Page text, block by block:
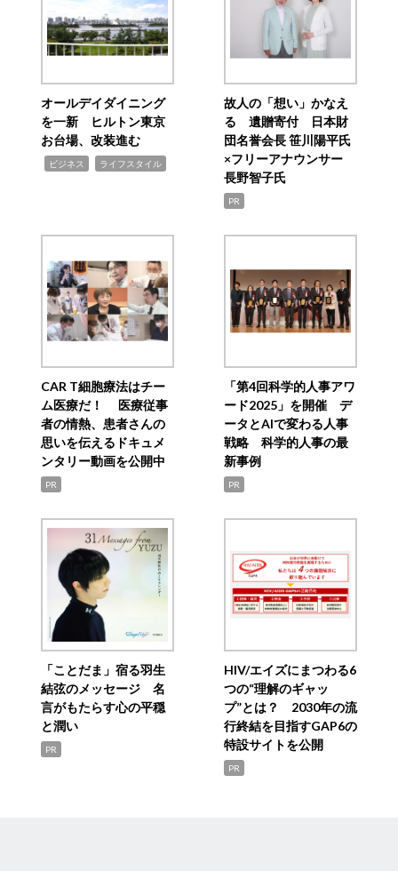
オールデイダイニング
を一新 ヒルトン東京
お台場、改装進む
ビジネス ライフスタイル
故人の「想い」かなえ
る 遺贈寄付 日本財
団名誉会長 笹川陽平氏
×フリーアナウンサー
長野智子氏
PR
CAR T細胞療法はチー
ム医療だ！ 医療従事
者の情熱、患者さんの
思いを伝えるドキュメ
ンタリー動画を公開中
PR
「第4回科学的人事アワ
ード2025」を開催 デ
ータとAIで変わる人事
戦略 科学的人事の最
新事例
PR
「ことだま」宿る羽生
結弦のメッセージ 名
言がもたらす心の平穏
と潤い
PR
HIV/エイズにまつわる6
つの“理解のギャッ
プ”とは？ 2030年の流
行終結を目指すGAP6の
特設サイトを公開
PR